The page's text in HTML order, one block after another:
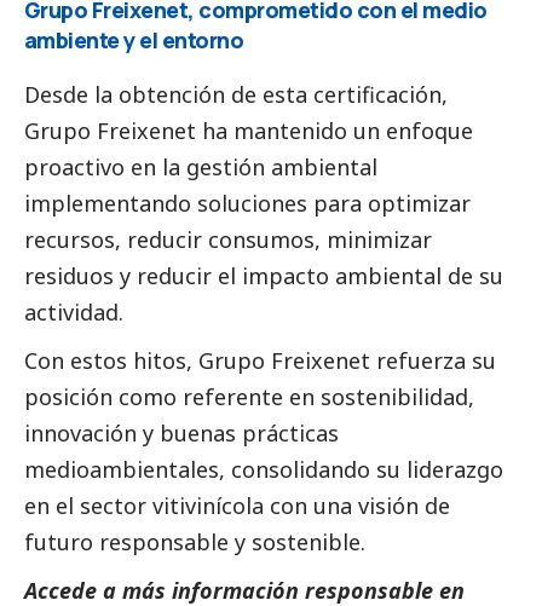
Grupo Freixenet, comprometido con el medio
ambiente y el entorno
Desde la obtención de esta certificación,
Grupo Freixenet ha mantenido un enfoque
proactivo en la gestión ambiental
implementando soluciones para optimizar
recursos, reducir consumos, minimizar
residuos y reducir el impacto ambiental de su
actividad.
Con estos hitos, Grupo Freixenet refuerza su
posición como referente en sostenibilidad,
innovación y buenas prácticas
medioambientales, consolidando su liderazgo
en el sector vitivinícola con una visión de
futuro responsable y sostenible.
Accede a más información responsable en